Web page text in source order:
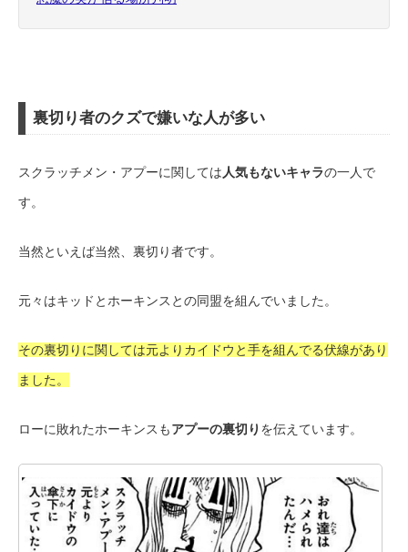
裏切り者のクズで嫌いな人が多い
スクラッチメン・アプーに関しては人気もないキャラの一人で
す。
当然といえば当然、裏切り者です。
元々はキッドとホーキンスとの同盟を組んでいました。
その裏切りに関しては元よりカイドウと手を組んでる伏線があり
ました。
ローに敗れたホーキンスもアプーの裏切り を伝えています。